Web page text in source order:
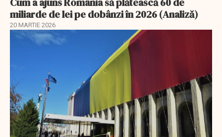
miliarde de lei pe dobânzi în 2026 (Analiză)
20 MARTIE 2026